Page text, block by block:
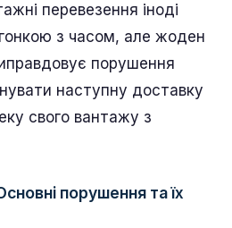
перевезення іноді
з часом, але жоден
порушення
наступну доставку
свого вантажу з
порушення та їх